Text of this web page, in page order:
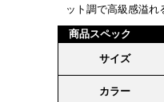
ット調で高級感溢れ
商品スペック
サイズ
カラー